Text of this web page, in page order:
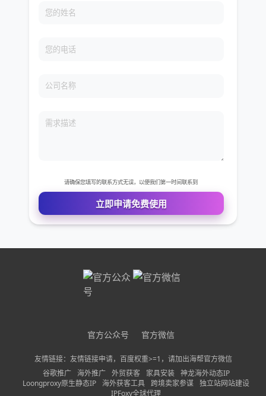
免费VIP权限体验
您的姓名
官方公众号 官方微信
友情链接：友情链接申请，百度权重>=1，请加出海帮官方微信
谷歌推广
海外推广 外贸获客 家具安装
神龙海外动态IP
Loongproxy原生静态IP 海外获客工具 跨境卖家参谋 独立站网站建设
IPFoxy全球代理